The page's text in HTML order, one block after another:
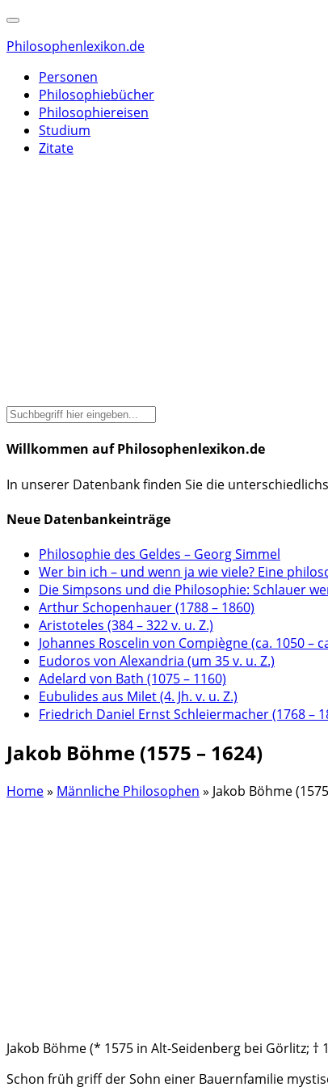
Philosophenlexikon.de
Personen
Philosophiebücher
Philosophiereisen
Studium
Zitate
Willkommen auf Philosophenlexikon.de
In unserer Datenbank finden Sie die
Neue Datenbankeinträge
Philosophie des Geldes – Georg Simmel
Wer bin ich – und wenn ja wie viele? Eine
Die Simpsons und die Philosophie: Schlauer
Arthur Schopenhauer (1788 – 1860)
Aristoteles (384 – 322 v. u. Z.)
Johannes Roscelin von Compiègne (ca. 1050 –
Eudoros von Alexandria (um 35 v. u. Z.)
Adelard von Bath (1075 – 1160)
Eubulides aus Milet (4. Jh. v. u. Z.)
Friedrich Daniel Ernst Schleiermacher (1768 –
Jakob Böhme (1575 – 1624)
Home» Männliche Philosophen » Jakob Böhme
Jakob Böhme (* 1575 in Alt-Seidenberg bei Görlitz;
Schon früh griff der Sohn einer Bauernfamilie